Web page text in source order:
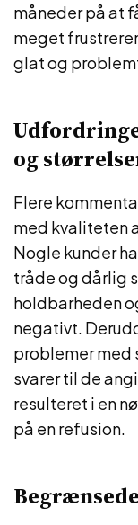
måneder på at
meget
glat og
og
Flere
med kvaliteten
Nogle kunder
tråde og dårlig
holdbarheden
negativt.
problemer med
svarer til de
resulteret i en
på en refusion.